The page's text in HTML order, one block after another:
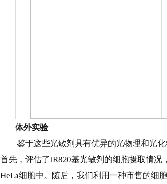
体外实验
鉴于这些光敏剂具有优异的光物理和光
首先，评估了IR820基光敏剂的细胞摄取情
HeLa细胞中。随后，我们利用一种市售的细